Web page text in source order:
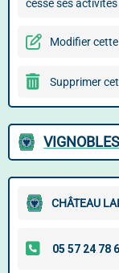
cessé ses activités
Modifier
Supprimer
CHÂTEAU